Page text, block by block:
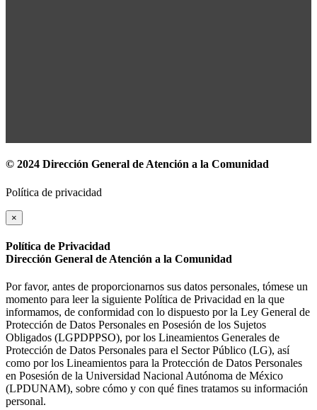
© 2024 Dirección General de Atención a la Comunidad
Política de privacidad
×
Política de Privacidad
Dirección General de Atención a la Comunidad
Por favor, antes de proporcionarnos sus datos personales, tómese un
momento para leer la siguiente Política de Privacidad en la que
informamos, de conformidad con lo dispuesto por la Ley General de
Protección de Datos Personales en Posesión de los Sujetos
Obligados (LGPDPPSO), por los Lineamientos Generales de
Protección de Datos Personales para el Sector Público (LG), así
como por los Lineamientos para la Protección de Datos Personales
en Posesión de la Universidad Nacional Autónoma de México
(LPDUNAM), sobre cómo y con qué fines tratamos su información
personal.